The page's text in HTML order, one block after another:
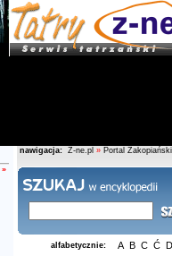
»
nawigacja: Z-ne.pl » Portal Zakopiański
alfabetycznie: A B C Ć D